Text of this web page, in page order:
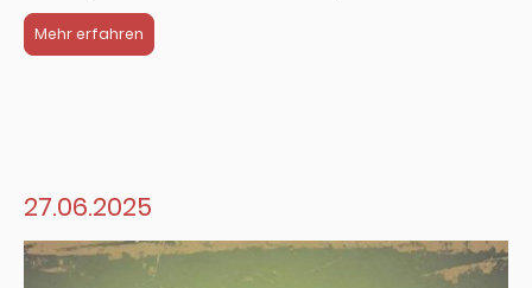
Mehr erfahren
27.06.2025